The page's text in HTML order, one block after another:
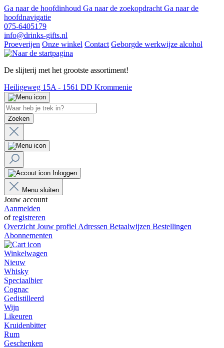
Ga naar de hoofdinhoud Ga naar de zoekopdracht Ga naar de
hoofdnavigatie
075-6405179
info@drinks-gifts.nl
Proeverijen Onze winkel Contact Geborgde werkwijze alcohol
De slijterij met het grootste assortiment!
Heiligeweg 15A - 1561 DD Krommenie
Zoeken
Inloggen
Menu sluiten
Jouw account
Aanmelden
ofregistreren
Overzicht Jouw profiel Adressen Betaalwijzen Bestellingen
Abonnementen
Winkelwagen
Nieuw
Whisky
Speciaalbier
Cognac
Gedistilleerd
Wijn
Likeuren
Kruidenbitter
Rum
Geschenken